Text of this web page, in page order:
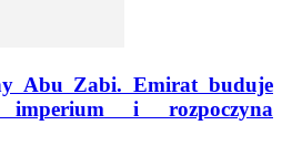
Abu Zabi. Emirat buduje
imperium i rozpoczyna